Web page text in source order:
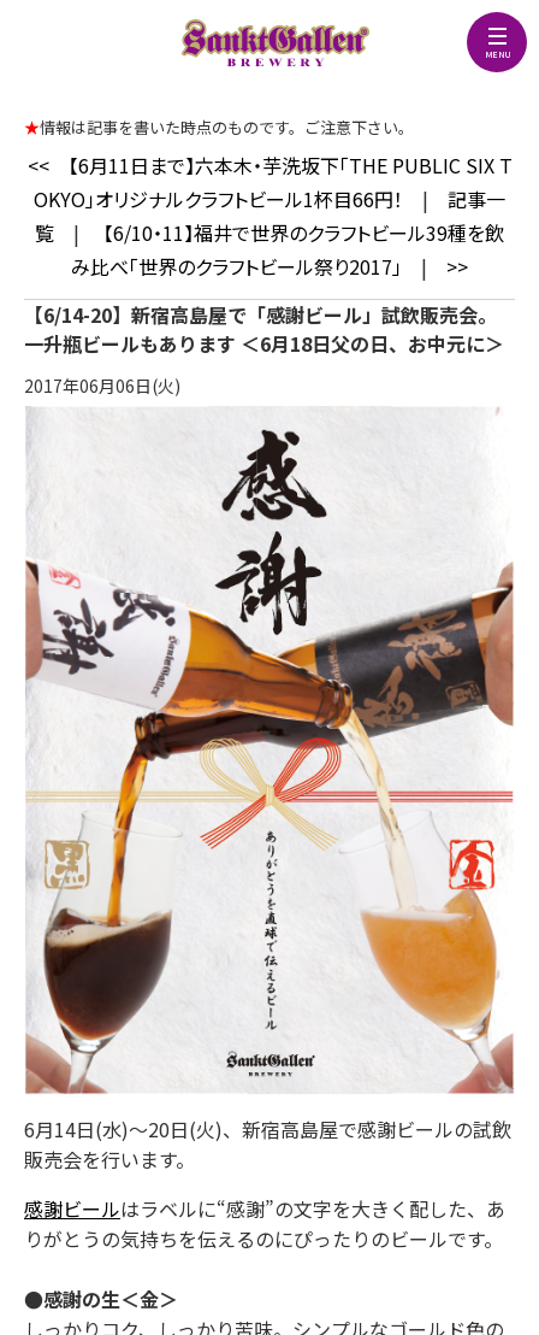
★情報は記事を書いた時点のものです。ご注意下さい。
<<
【6月11日まで】六本木・芋洗坂下「THE PUBLIC SIX T
OKYO」オリジナルクラフトビール1杯目66円！
| 記事一
覧 |
【6/10・11】福井で世界のクラフトビール39種を飲
み比べ「世界のクラフトビール祭り2017」 | >>
【6/14-20】新宿高島屋で「感謝ビール」試飲販売会。
一升瓶ビールもあります ＜6月18日父の日、お中元に＞
2017年06月06日(火)
6月14日(水)～20日(火)、新宿高島屋で感謝ビールの試飲
販売会を行います。
感謝ビールはラベルに“感謝”の文字を大きく配した、あ
りがとうの気持ちを伝えるのにぴったりのビールです。
●感謝の生＜金＞
しっかりコク、しっかり苦味。シンプルなゴールド色の